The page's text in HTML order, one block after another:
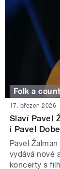
Folk a
17. březen 2026
Slaví Pavel
i Pavel
Pavel
vydává nové
koncerty s